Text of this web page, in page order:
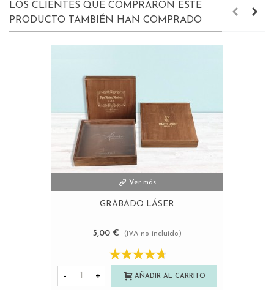
LOS CLIENTES QUE COMPRARON ESTE
PRODUCTO TAMBIÉN HAN COMPRADO
Ver más
GRABADO LÁSER
5,00 € (IVA no incluido)
- + AÑADIR AL CARRITO